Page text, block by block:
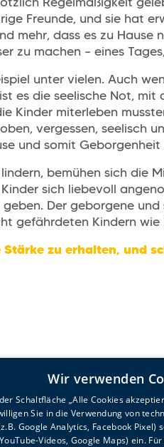
Freunde, und sie hat
mehr, dass es zu
zu machen – eines
unter vielen. Auch
es die seelische Not,
Kinder miterleben
vergessen, seelisch
und somit
bemühen sich die
sich liebevoll
Der geborgene
gefährdeten Kindern
zu erhalten, und
Wir verwenden
Schaltfläche „Alle Cookies
Sie in die Verwendung von
Google Analytics, Facebook
Videos, Google Maps) ein.